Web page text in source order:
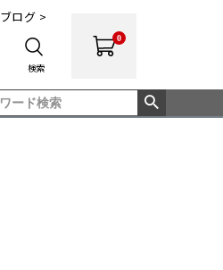
ブログ >
検索
0